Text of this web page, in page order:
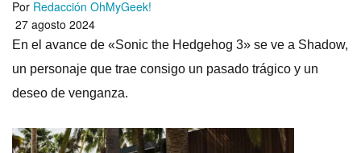
Por Redacción OhMyGeek!
27 agosto 2024
En el avance de «Sonic the Hedgehog 3» se ve a Shadow,
un personaje que trae consigo un pasado trágico y un
deseo de venganza.